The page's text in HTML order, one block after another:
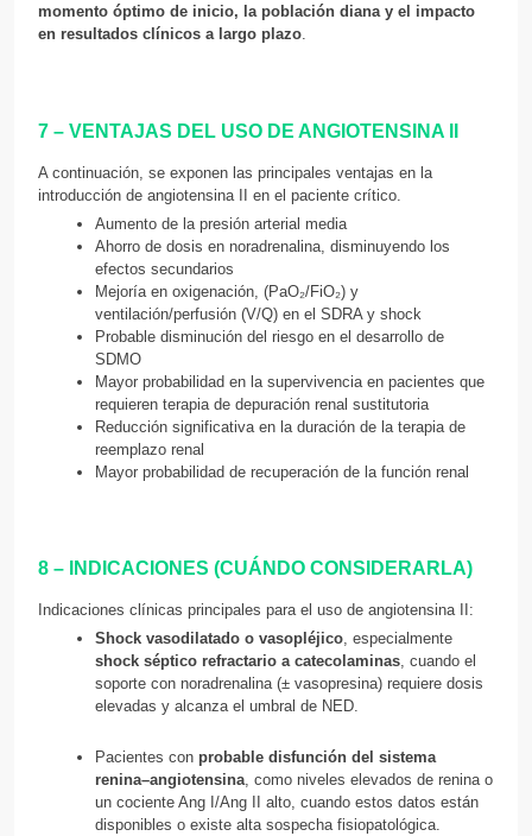
momento óptimo de inicio, la población diana y el impacto
en resultados clínicos a largo plazo.
7 – VENTAJAS DEL USO DE ANGIOTENSINA II
A continuación, se exponen las principales ventajas en la
introducción de angiotensina II en el paciente crítico.
Aumento de la presión arterial media
Ahorro de dosis en noradrenalina, disminuyendo los
efectos secundarios
Mejoría en oxigenación, (PaO₂/FiO₂) y
ventilación/perfusión (V/Q) en el SDRA y shock
Probable disminución del riesgo en el desarrollo de
SDMO
Mayor probabilidad en la supervivencia en pacientes que
requieren terapia de depuración renal sustitutoria
Reducción significativa en la duración de la terapia de
reemplazo renal
Mayor probabilidad de recuperación de la función renal
8 – INDICACIONES (CUÁNDO CONSIDERARLA)
Indicaciones clínicas principales para el uso de angiotensina II:
Shock vasodilatado o vasopléjico, especialmente
shock séptico refractario a catecolaminas, cuando el
soporte con noradrenalina (± vasopresina) requiere dosis
elevadas y alcanza el umbral de NED.
Pacientes con probable disfunción del sistema
renina–angiotensina, como niveles elevados de renina o
un cociente Ang I/Ang II alto, cuando estos datos están
disponibles o existe alta sospecha fisiopatológica.